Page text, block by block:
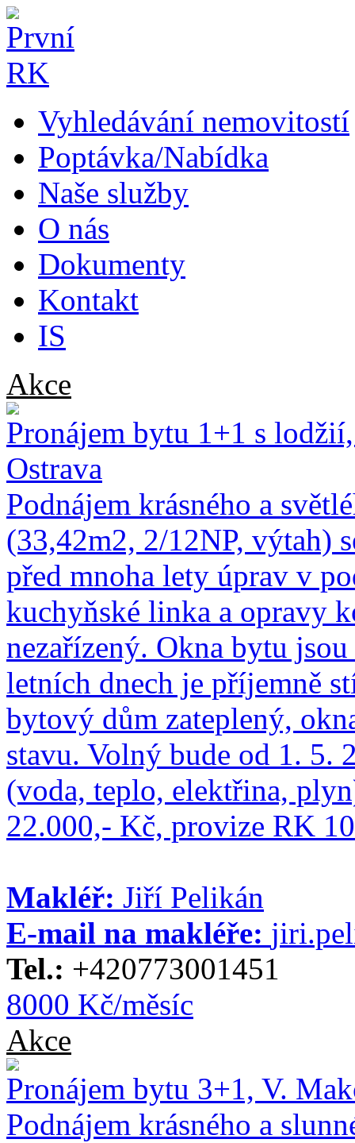
Vyhledávání nemovitostí
Poptávka/Nabídka
Naše služby
O nás
Dokumenty
Kontakt
IS
Akce
Pronájem bytu 1+1 s
Ostrava
Podnájem krásného a
(33,42m2, 2/12NP, výtah)
před mnoha lety úprav v
kuchyňské linka a opravy
nezařízený. Okna bytu
letních dnech je příjemně
bytový dům zateplený,
stavu. Volný bude od 1. 5.
(voda, teplo, elektřina,
22.000,- Kč, provize RK
Makléř: Jiří Pelikán
E-mail na makléře:
Tel.: +420773001451
8000 Kč/měsíc
Akce
Pronájem bytu 3+1, V.
Podnájem krásného a